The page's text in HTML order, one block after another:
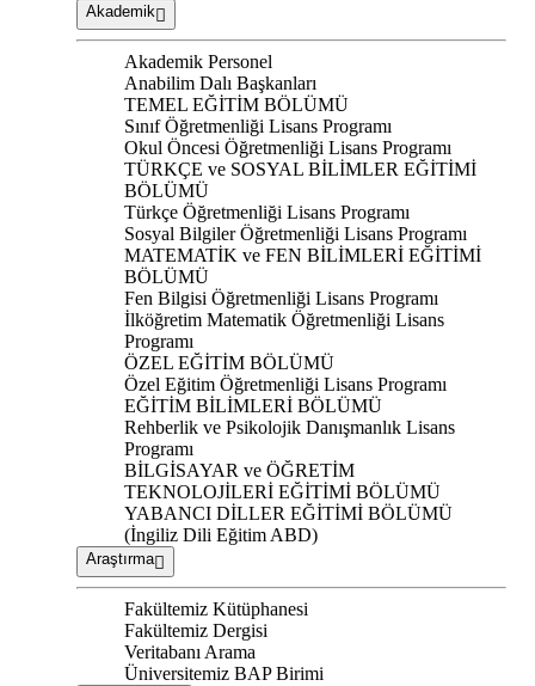
Akademik
Akademik Personel
Anabilim Dalı Başkanları
TEMEL EĞİTİM BÖLÜMÜ
Sınıf Öğretmenliği Lisans Programı
Okul Öncesi Öğretmenliği Lisans Programı
TÜRKÇE ve SOSYAL BİLİMLER EĞİTİMİ
BÖLÜMÜ
Türkçe Öğretmenliği Lisans Programı
Sosyal Bilgiler Öğretmenliği Lisans Programı
MATEMATİK ve FEN BİLİMLERİ EĞİTİMİ
BÖLÜMÜ
Fen Bilgisi Öğretmenliği Lisans Programı
İlköğretim Matematik Öğretmenliği Lisans
Programı
ÖZEL EĞİTİM BÖLÜMÜ
Özel Eğitim Öğretmenliği Lisans Programı
EĞİTİM BİLİMLERİ BÖLÜMÜ
Rehberlik ve Psikolojik Danışmanlık Lisans
Programı
BİLGİSAYAR ve ÖĞRETİM
TEKNOLOJİLERİ EĞİTİMİ BÖLÜMÜ
YABANCI DİLLER EĞİTİMİ BÖLÜMÜ
(İngiliz Dili Eğitim ABD)
Araştırma
Fakültemiz Kütüphanesi
Fakültemiz Dergisi
Veritabanı Arama
Üniversitemiz BAP Birimi